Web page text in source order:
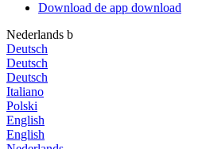
Download de app download
Nederlands b
Deutsch
Deutsch
Deutsch
Italiano
Polski
English
English